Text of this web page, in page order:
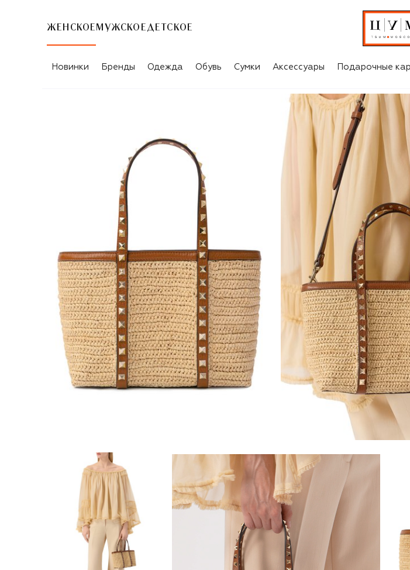
ЖЕНСКОЕ МУЖСКОЕ ДЕТСКОЕ
Новинки Бренды Одежда Обувь Сумки Аксессуары Подарочные